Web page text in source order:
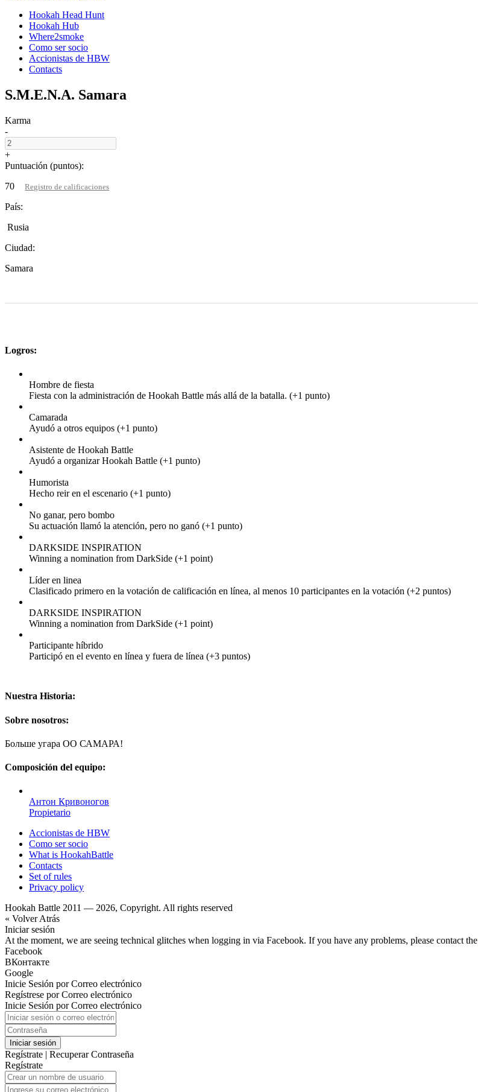
Hookah Head Hunt
Hookah Hub
Where2smoke
Como ser socio
Accionistas de HBW
Contacts
S.M.E.N.A. Samara
Karma
-
+
Puntuación (puntos):
70
Registro de calificaciones
País:
Rusia
Ciudad:
Samara
Logros:
Hombre de fiesta
Fiesta con la administración de Hookah Battle más allá de la batalla. (+1 punto)
Camarada
Ayudó a otros equipos (+1 punto)
Asistente de Hookah Battle
Ayudó a organizar Hookah Battle (+1 punto)
Humorista
Hecho reir en el escenario (+1 punto)
No ganar, pero bombo
Su actuación llamó la atención, pero no ganó (+1 punto)
DARKSIDE INSPIRATION
Winning a nomination from DarkSide (+1 point)
Líder en linea
Clasificado primero en la votación de calificación en línea, al menos 10 participantes en la votación (+2 puntos)
DARKSIDE INSPIRATION
Winning a nomination from DarkSide (+1 point)
Participante híbrido
Participó en el evento en línea y fuera de línea (+3 puntos)
Nuestra Historia:
Sobre nosotros:
Больше угара ОО САМАРА!
Composición del equipo:
Антон Кривоногов
Propietario
Accionistas de HBW
Como ser socio
What is HookahBattle
Contacts
Set of rules
Privacy policy
Hookah Battle 2011 — 2026, Copyright. All rights reserved
« Volver Atrás
Iniciar sesión
At the moment, we are seeing technical glitches when logging in via Facebook. If you have any problems, please contact the
Facebook
ВКонтакте
Google
Inicie Sesión por Correo electrónico
Regístrese por Correo electrónico
Inicie Sesión por Correo electrónico
Iniciar sesión
Regístrate | Recuperar Contraseña
Regístrate